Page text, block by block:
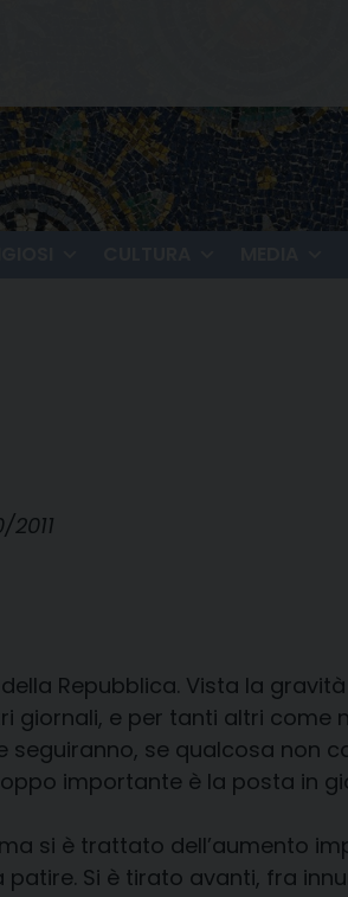
2011
Repubblica. Vista la
giornali, e per tanti altri
se qualcosa non
importante è la posta in
si è trattato dell’aumento
Si è tirato avanti, fra